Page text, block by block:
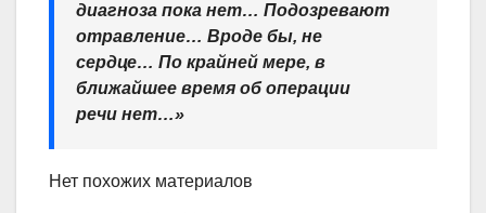
диагноза пока нет… Подозревают
отравление… Вроде бы, не
сердце… По крайней мере, в
ближайшее время об операции
речи нет…»
Нет похожих материалов